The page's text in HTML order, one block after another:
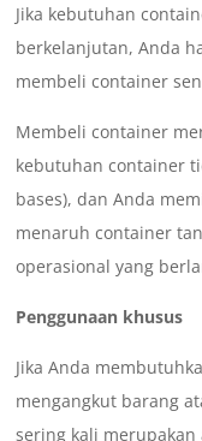
Jika kebutuhan
berkelanjutan, Anda
membeli container
Membeli container
kebutuhan container
bases), dan Anda
menaruh container
operasional yang
Penggunaan khusus
Jika Anda
mengangkut barang
sering kali